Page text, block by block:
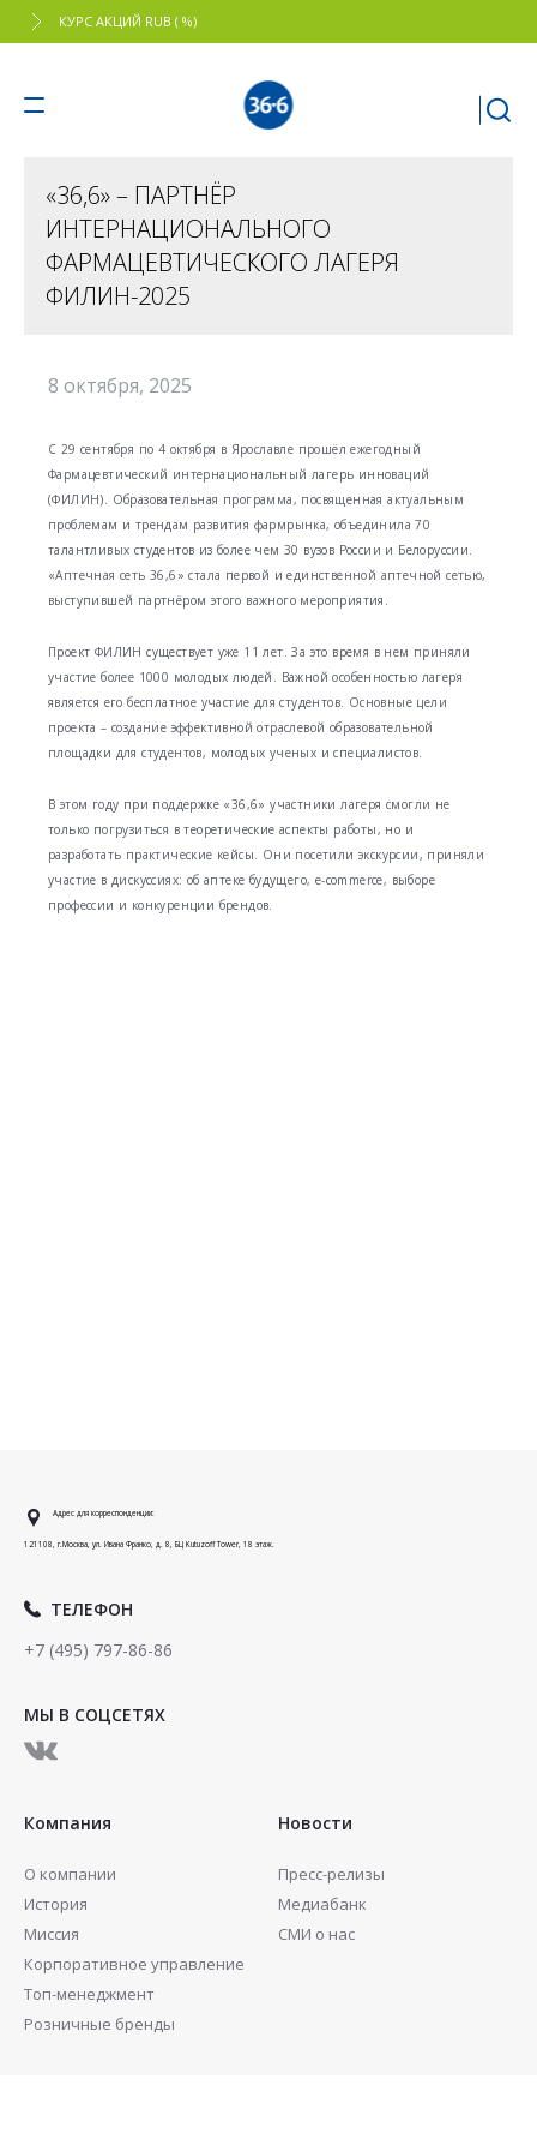
КУРС АКЦИЙ RUB ( %)
«36,6» – ПАРТНЁР
ИНТЕРНАЦИОНАЛЬНОГО
ФАРМАЦЕВТИЧЕСКОГО ЛАГЕРЯ
ФИЛИН-2025
8 октября, 2025
С 29 сентября по 4 октября в Ярославле прошёл ежегодный
Фармацевтический интернациональный лагерь инноваций
(ФИЛИН). Образовательная программа, посвященная актуальным
проблемам и трендам развития фармрынка, объединила 70
талантливых студентов из более чем 30 вузов России и Белоруссии.
«Аптечная сеть 36,6» стала первой и единственной аптечной сетью,
выступившей партнёром этого важного мероприятия.
Проект ФИЛИН существует уже 11 лет. За это время в нем приняли
участие более 1000 молодых людей. Важной особенностью лагеря
является его бесплатное участие для студентов. Основные цели
проекта – создание эффективной отраслевой образовательной
площадки для студентов, молодых ученых и специалистов.
В этом году при поддержке «36,6» участники лагеря смогли не
только погрузиться в теоретические аспекты работы, но и
разработать практические кейсы. Они посетили экскурсии, приняли
участие в дискуссиях: об аптеке будущего, e-commerce, выборе
профессии и конкуренции брендов.
Адрес для корреспонденции:
121108, г.Москва, ул. Ивана Франко, д. 8, БЦ Kutuzoff Tower, 18 этаж.
ТЕЛЕФОН
+7 (495) 797-86-86
МЫ В СОЦСЕТЯХ
Компания
О компании
История
Миссия
Корпоративное управление
Топ-менеджмент
Розничные бренды
Новости
Пресс-релизы
Медиабанк
СМИ о нас